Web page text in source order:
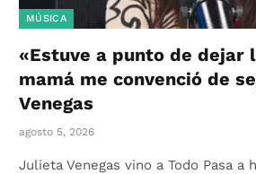
MÚSICA
«Estuve a punto de dejar
mamá me convenció de
Venegas
agosto 5, 2026
Julieta Venegas vino a Todo Pasa a